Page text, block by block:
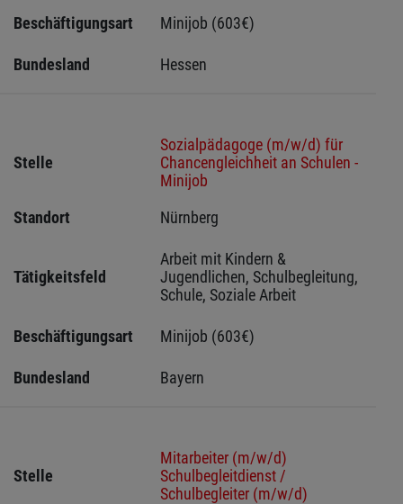
Beschäftigungsart Minijob (603€)
Bundesland Hessen
Stelle
Sozialpädagoge (m/w/d) für
Chancengleichheit an Schulen -
Minijob
Standort
Nürnberg
Tätigkeitsfeld
Arbeit mit Kindern &
Jugendlichen, Schulbegleitung,
Schule, Soziale Arbeit
Beschäftigungsart Minijob (603€)
Bundesland Bayern
Stelle
Mitarbeiter (m/w/d)
Schulbegleitdienst /
Schulbegleiter (m/w/d)